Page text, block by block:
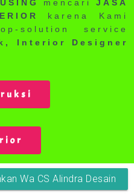
mencari JASA
karena Kami
solution service
Interior Designer
Wa CS Alindra Desain